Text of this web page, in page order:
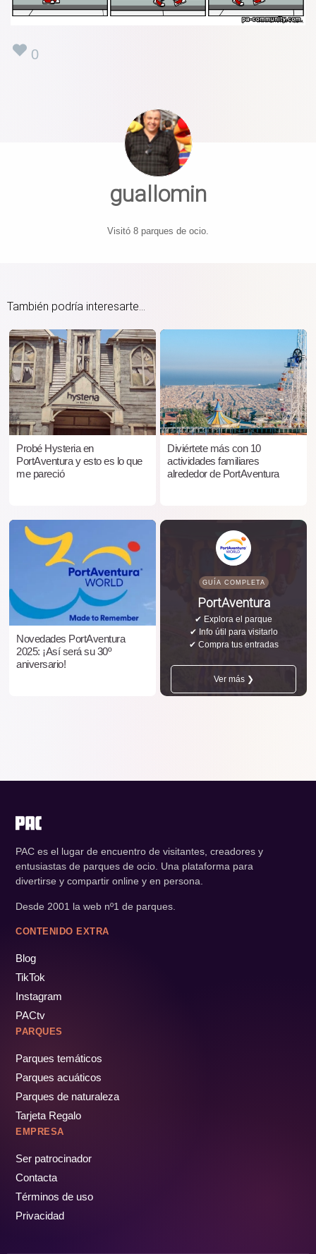
0
guallomin
Visitó 8 parques de ocio.
También podría interesarte...
Probé Hysteria en
PortAventura y esto es lo que
me pareció
Diviértete más con 10
actividades familiares
alrededor de PortAventura
Novedades PortAventura
2025: ¡Así será su 30º
aniversario!
GUÍA COMPLETA
PortAventura
✔ Explora el parque
✔ Info útil para visitarlo
✔ Compra tus entradas
Ver más ❯
PAC es el lugar de encuentro de visitantes, creadores y
entusiastas de parques de ocio. Una plataforma para
divertirse y compartir online y en persona.
Desde 2001 la web nº1 de parques.
CONTENIDO EXTRA
Blog
TikTok
Instagram
PACtv
PARQUES
Parques temáticos
Parques acuáticos
Parques de naturaleza
Tarjeta Regalo
EMPRESA
Ser patrocinador
Contacta
Términos de uso
Privacidad